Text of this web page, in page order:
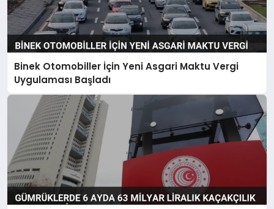
Binek Otomobiller İçin Yeni Asgari Maktu Vergi
Uygulaması Başladı